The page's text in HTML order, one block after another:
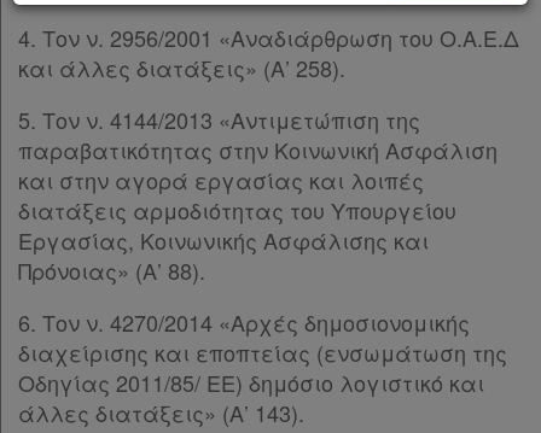
4. Τον ν. 2956/2001 «Αναδιάρθρωση του Ο.Α.Ε.Δ
και άλλες διατάξεις» (Α’ 258).
5. Τον ν. 4144/2013 «Αντιμετώπιση της
παραβατικότητας στην Κοινωνική Ασφάλιση
και στην αγορά εργασίας και λοιπές
διατάξεις αρμοδιότητας του Υπουργείου
Εργασίας, Κοινωνικής Ασφάλισης και
Πρόνοιας» (Α’ 88).
6. Τον ν. 4270/2014 «Αρχές δημοσιονομικής
διαχείρισης και εποπτείας (ενσωμάτωση της
Οδηγίας 2011/85/ ΕΕ) δημόσιο λογιστικό και
άλλες διατάξεις» (Α’ 143).